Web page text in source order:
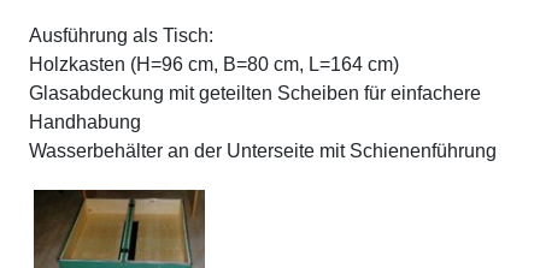
Ausführung als Tisch:
Holzkasten (H=96 cm, B=80 cm, L=164 cm)
Glasabdeckung mit geteilten Scheiben für einfachere
Handhabung
Wasserbehälter an der Unterseite mit Schienenführung